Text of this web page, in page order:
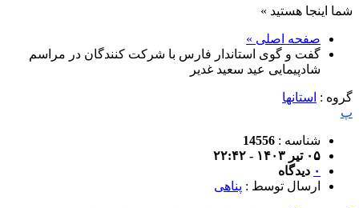
شما اینجا هستید »
صفحه اصلی »
گفت و گوی استاندار فارس با شرکت کنندگان در مراسم
شادپیمایی عید سعید غدیر
گروه : استانها
پ
شناسه : 14556
۰۵ تیر ۱۴۰۳ - ۲۲:۴۲
۰ دیدگاه
ارسال توسط : پناهی